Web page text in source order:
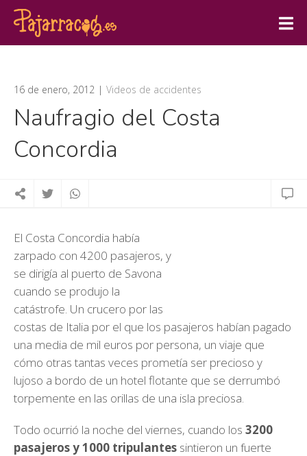
16 de enero, 2012 Videos de accidentes
Naufragio del Costa
Concordia
El Costa Concordia había
zarpado con 4200 pasajeros, y
se dirigía al puerto de Savona
cuando se produjo la
catástrofe. Un crucero por las
costas de Italia por el que los pasajeros habían pagado
una media de mil euros por persona, un viaje que
cómo otras tantas veces prometía ser precioso y
lujoso a bordo de un hotel flotante que se derrumbó
torpemente en las orillas de una isla preciosa.
Todo ocurrió la noche del viernes, cuando los 3200
pasajeros y 1000 tripulantes sintieron un fuerte